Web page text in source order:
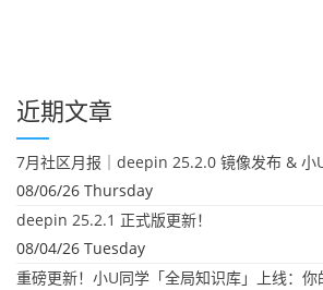
近期文章
7月社区月报｜deepin 25.2.0 镜像发布 & 小
08/06/26 Thursday
deepin 25.2.1 正式版更新！
08/04/26 Tuesday